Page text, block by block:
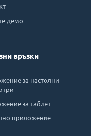
демо
връзки
за настолни
за таблет
приложение